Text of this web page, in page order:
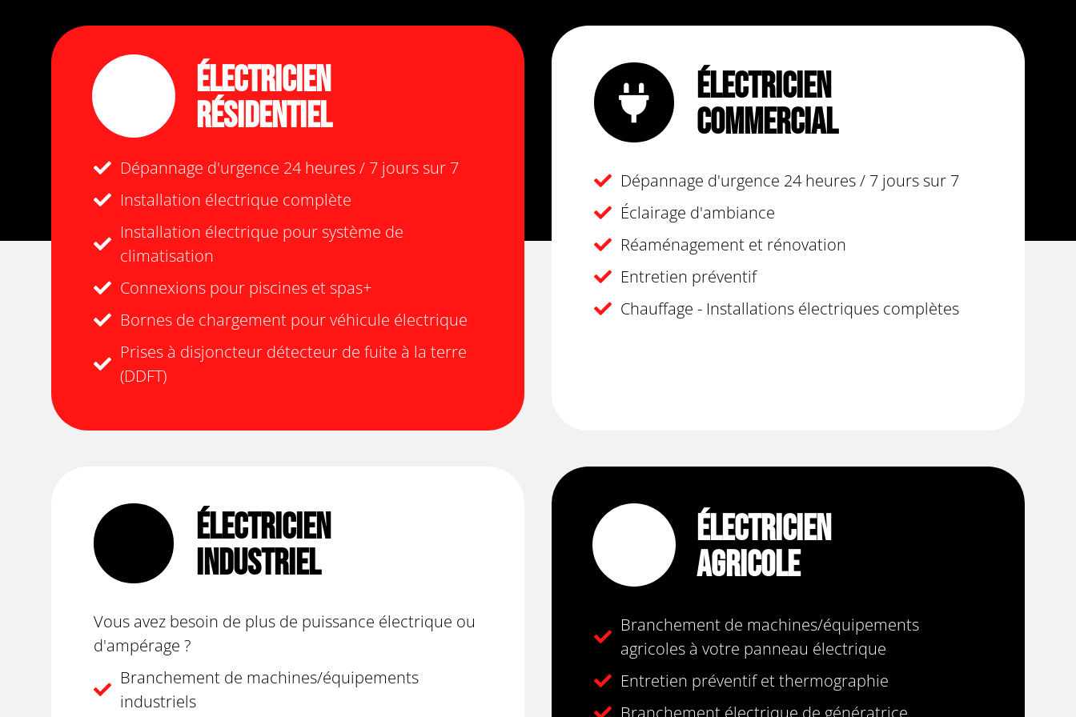
Électricien
Résidentiel
Dépannage d'urgence 24 heures / 7 jours sur 7
Installation électrique complète
Installation électrique pour système de
climatisation
Connexions pour piscines et spas+
Bornes de chargement pour véhicule électrique
Prises à disjoncteur détecteur de fuite à la terre
(DDFT)
Électricien
Commercial
Dépannage d'urgence 24 heures / 7 jours sur 7
Éclairage d'ambiance
Réaménagement et rénovation
Entretien préventif
Chauffage - Installations électriques complètes
Électricien
Industriel
Vous avez besoin de plus de puissance électrique ou
d'ampérage ?
Branchement de machines/équipements
industriels
Électricien
Agricole
Branchement de machines/équipements
agricoles à votre panneau électrique
Entretien préventif et thermographie